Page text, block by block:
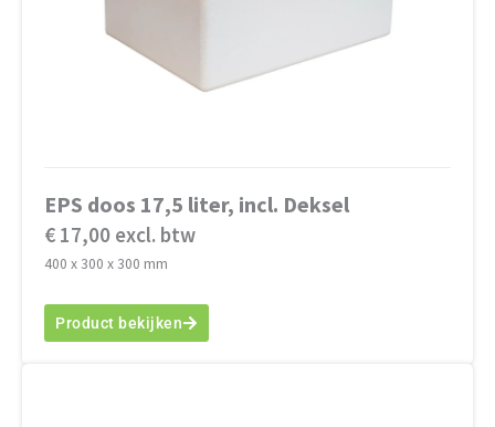
EPS doos 17,5 liter, incl. Deksel
€ 17,00 excl. btw
400 x 300 x 300 mm
Product bekijken